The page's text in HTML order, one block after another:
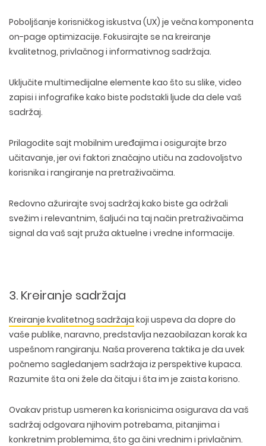
WORDPRESS
ECOMMERCE
CUSTOM WEB APLIKACIJE
DIZAJN WEB SAJTA
UI/UX DIZAJN
LOGO I BRENDING
SEO OPTIMIZACIJA
Poboljšanje korisničkog iskustva (UX) je večna komponenta
on-page optimizacije. Fokusirajte se na kreiranje
kvalitetnog, privlačnog i informativnog sadržaja.
Uključite multimedijalne elemente kao što su slike, video
zapisi i infografike kako biste podstakli ljude da dele vaš
sadržaj.
Prilagodite sajt mobilnim uređajima i osigurajte brzo
učitavanje, jer ovi faktori značajno utiču na zadovoljstvo
korisnika i rangiranje na pretraživačima.
Redovno ažurirajte svoj sadržaj kako biste ga održali
svežim i relevantnim, šaljući na taj način pretraživačima
signal da vaš sajt pruža aktuelne i vredne informacije.
3. Kreiranje sadržaja
Kreiranje kvalitetnog sadržaja koji uspeva da dopre do
vaše publike, naravno, predstavlja nezaobilazan korak ka
uspešnom rangiranju. Naša proverena taktika je da uvek
počnemo sagledanjem sadržaja iz perspektive kupaca.
Razumite šta oni žele da čitaju i šta im je zaista korisno.
Ovakav pristup usmeren ka korisnicima osigurava da vaš
sadržaj odgovara njihovim potrebama, pitanjima i
konkretnim problemima, što ga čini vrednim i privlačnim.